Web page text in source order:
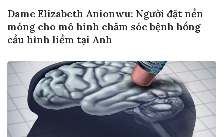
Dame Elizabeth Anionwu: Người đặt nền
móng cho mô hình chăm sóc bệnh hồng
cầu hình liềm tại Anh